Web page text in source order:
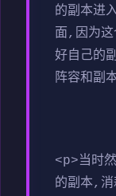
的副本进
面,因为这
好自己的
阵容和副
<p>当时
的副本,